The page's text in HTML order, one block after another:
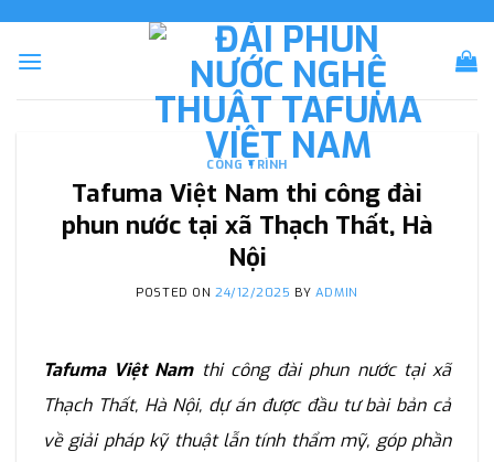
content
CÔNG TRÌNH
Tafuma Việt Nam thi công đài
phun nước tại xã Thạch Thất, Hà
Nội
POSTED ON 24/12/2025 BY ADMIN
Tafuma Việt Namthi công đài phun nước tại xã
Thạch Thất, Hà Nội, dự án được đầu tư bài bản cả
về giải pháp kỹ thuật lẫn tính thẩm mỹ, góp phần